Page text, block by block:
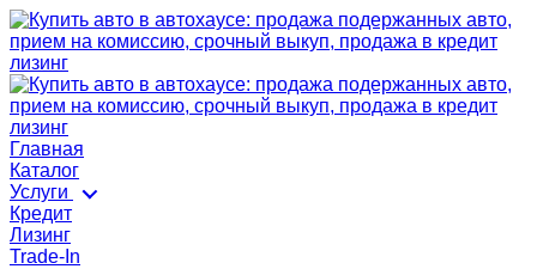
Главная
Каталог
Услуги
Кредит
Лизинг
Trade-In